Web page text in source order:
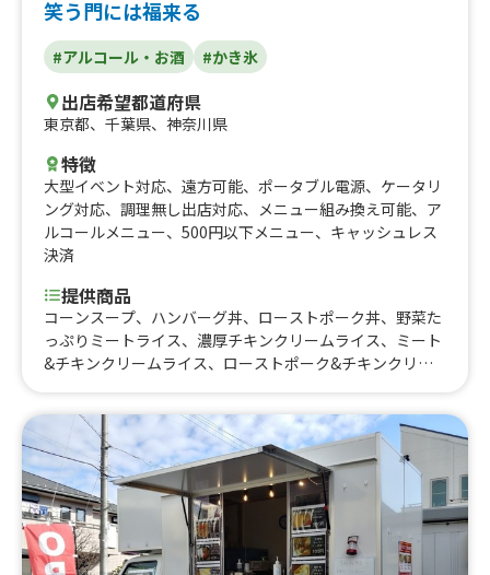
笑う門には福来る
#アルコール・お酒 #かき氷
出店希望都道府県
東京都、 千葉県、 神奈川県
特徴
大型イベント対応、 遠方可能、 ポータブル電源、 ケータリ
ング対応、 調理無し出店対応、 メニュー組み換え可能、 ア
ルコールメニュー、 500円以下メニュー、 キャッシュレス
決済
提供商品
コーンスープ、ハンバーグ丼、ローストポーク丼、野菜た
っぷりミートライス、濃厚チキンクリームライス、ミート
&チキンクリームライス、ローストポーク&チキンクリー
ポーク、極ホルモン塩焼きうどん、揚げたい焼き、かき
氷、ビール、ハイネケン、レモンサワー、ジムビームハイ
ボール、わらび餅パルフェ、わらび餅ドリンク、バドワイ
ザー、チーズボール、チーズハットク、ポテトフライL、
ポテトフライM、からあげ